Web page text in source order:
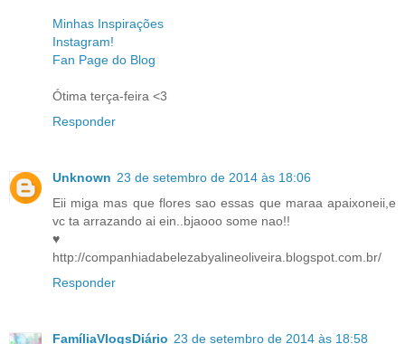
Minhas Inspirações
Instagram!
Fan Page do Blog
Ótima terça-feira <3
Responder
Unknown 23 de setembro de 2014 às 18:06
Eii miga mas que flores sao essas que maraa apaixoneii,e
vc ta arrazando ai ein..bjaooo some nao!!
♥
http://companhiadabelezabyalineoliveira.blogspot.com.br/
Responder
FamíliaVlogsDiário 23 de setembro de 2014 às 18:58